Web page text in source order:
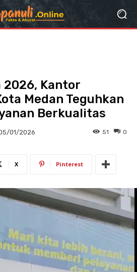
2026, Kantor
Medan Teguhkan
Berkualitas
01/2026 0
51
X Pinterest